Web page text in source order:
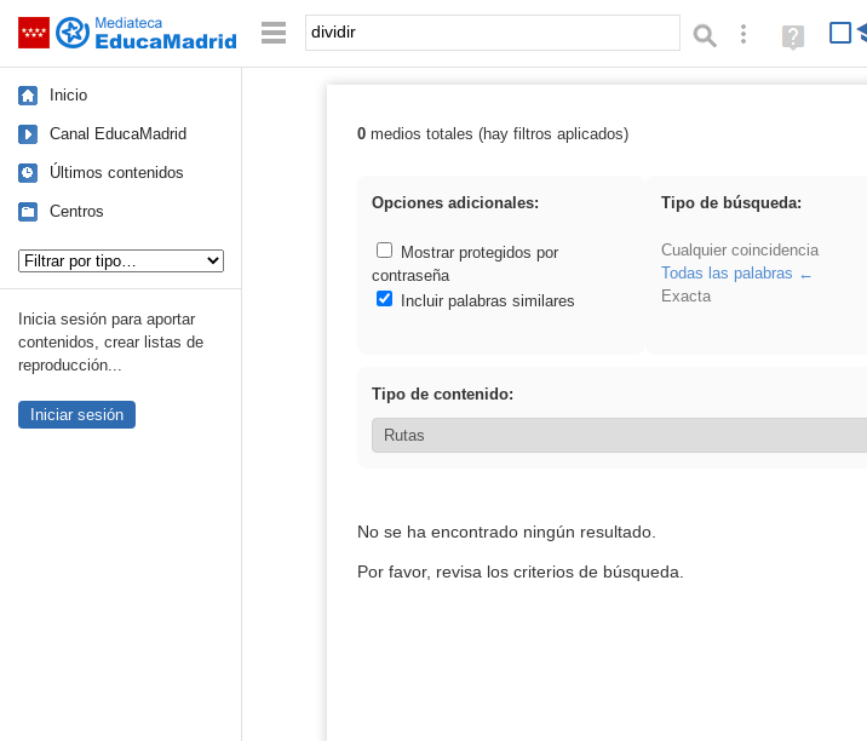
Saltar navegación Palabra o frase: Búsqueda avanzada
Ayuda
(en
Inicio
Canal EducaMadrid
Últimos contenidos
Centros
Inicia sesión para aportar
contenidos, crear listas de
reproducción...
Iniciar sesión
Resultados de: dividir
0medios totales (hay filtros aplicados)
Opciones adicionales:
Mostrar protegidos por
contraseña
Incluir palabras similares
Tipo de búsqueda:
Cualquier coincidencia
Todas las palabras
Exacta
Tipo de contenido:
No se ha encontrado ningún resultado.
Por favor, revisa los criterios de búsqueda.